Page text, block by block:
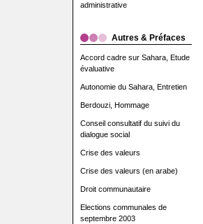
administrative
Autres & Préfaces
Accord cadre sur Sahara, Etude
évaluative
Autonomie du Sahara, Entretien
Berdouzi, Hommage
Conseil consultatif du suivi du
dialogue social
Crise des valeurs
Crise des valeurs (en arabe)
Droit communautaire
Elections communales de
septembre 2003